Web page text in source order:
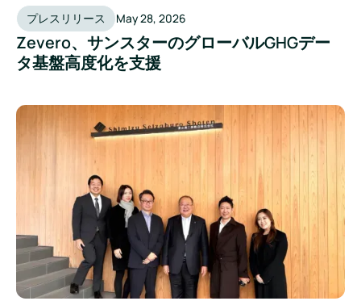
プレスリリース May 28, 2026
Zevero、サンスターのグローバルGHGデー
タ基盤高度化を支援